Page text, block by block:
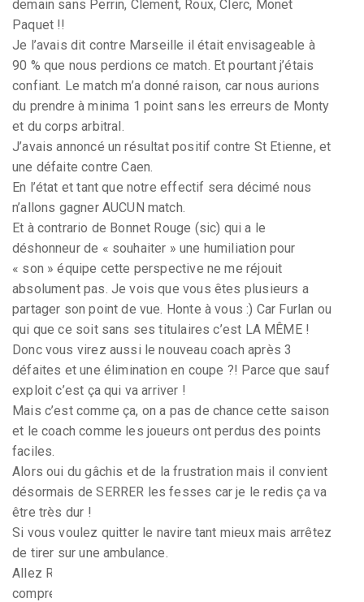
demain sans Perrin, Clement, Roux, Clerc, Monet
Paquet !!
Je l’avais dit contre Marseille il était envisageable à
90 % que nous perdions ce match. Et pourtant j’étais
confiant. Le match m’a donné raison, car nous aurions
du prendre à minima 1 point sans les erreurs de Monty
et du corps arbitral.
J’avais annoncé un résultat positif contre St Etienne, et
une défaite contre Caen.
En l’état et tant que notre effectif sera décimé nous
n’allons gagner AUCUN match.
Et à contrario de Bonnet Rouge (sic) qui a le
déshonneur de « souhaiter » une humiliation pour
« son » équipe cette perspective ne me réjouit
absolument pas. Je vois que vous êtes plusieurs a
partager son point de vue. Honte à vous :) Car Furlan ou
qui que ce soit sans ses titulaires c’est LA MÊME !
Donc vous virez aussi le nouveau coach après 3
défaites et une élimination en coupe ?! Parce que sauf
exploit c’est ça qui va arriver !
Mais c’est comme ça, on a pas de chance cette saison
et le coach comme les joueurs ont perdus des points
faciles.
Alors oui du gâchis et de la frustration mais il convient
désormais de SERRER les fesses car je le redis ça va
être très dur !
Si vous voulez quitter le navire tant mieux mais arrêtez
de tirer sur une ambulance.
Allez Rennes, certains supporters sont là et
comprennent la situation !